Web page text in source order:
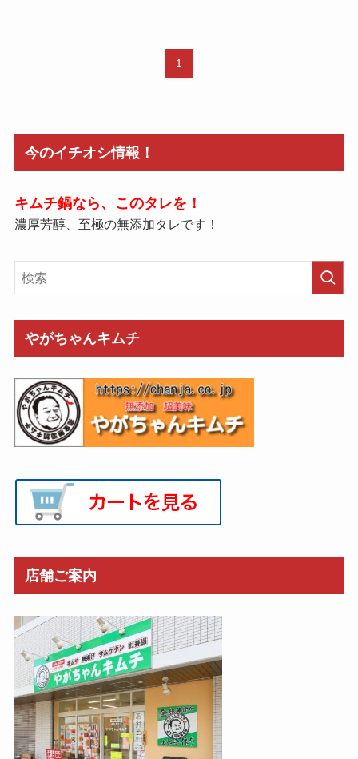
1
今のイチオシ情報！
キムチ鍋なら、このタレを！
濃厚芳醇、至極の無添加タレです！
やがちゃんキムチ
店舗ご案内